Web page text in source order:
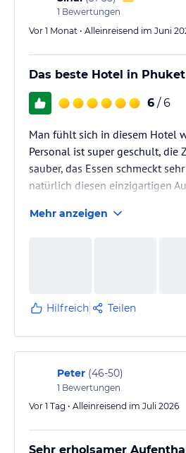
1 Bewertungen
Vor 1 Monat • Alleinreisend im Juni
Das beste Hotel in
6 / 6
Man fühlt sich in diesem Hotel
Personal ist super geschult, die
sauber, das Essen schmeckt
natürlich diesen einzigartigen
Anlage alles vom feinsten, kann
Mehr anzeigen
Hilfreich Teilen
Peter (46-50)
1 Bewertungen
Vor 1 Tag • Alleinreisend im Juli 2026
Sehr erholsamer